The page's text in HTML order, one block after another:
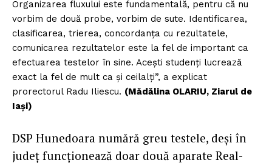
Organizarea fluxului este fundamentală, pentru că nu
vorbim de două probe, vorbim de sute. Identificarea,
clasificarea, trierea, concordanța cu rezultatele,
comunicarea rezultatelor este la fel de important ca
efectuarea testelor în sine. Acești studenți lucrează
exact la fel de mult ca și ceilalți”, a explicat
prorectorul Radu Iliescu. (Mădălina OLARIU, Ziarul de
Iași)
DSP Hunedoara numără greu testele, deși în
județ funcționează doar două aparate Real-